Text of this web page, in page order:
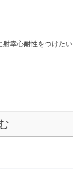
射幸心耐性をつけたい